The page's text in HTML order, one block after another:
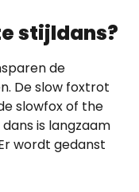
stijldans?
de
De slow foxtrot
slowfox of the
is langzaam
wordt gedanst